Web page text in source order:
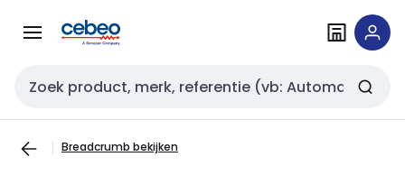
naar
naar
Zoekveld invoer
Breadcrumb bekijken